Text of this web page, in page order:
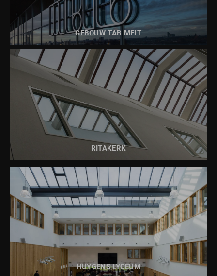
GEBOUW TAB MELT
BEKIJK DIT PROJECT
RITAKERK
BEKIJK DIT PROJECT
HUYGENS LYCEUM
BEKIJK DIT PROJECT